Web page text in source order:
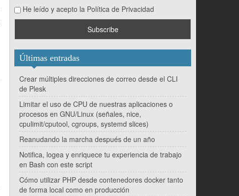
He leído y acepto la Política de Privacidad
Últimas entradas
Crear múltiples direcciones de correo desde el CLI
de Plesk
Limitar el uso de CPU de nuestras aplicaciones o
procesos en GNU/Linux (señales, nice,
cpulimit/cputool, cgroups, systemd slices)
Reanudando la marcha después de un año
Notifica, logea y enriquece tu experiencia de trabajo
en Bash con este script
Cómo utilizar PHP desde contenedores docker tanto
de forma local como en producción